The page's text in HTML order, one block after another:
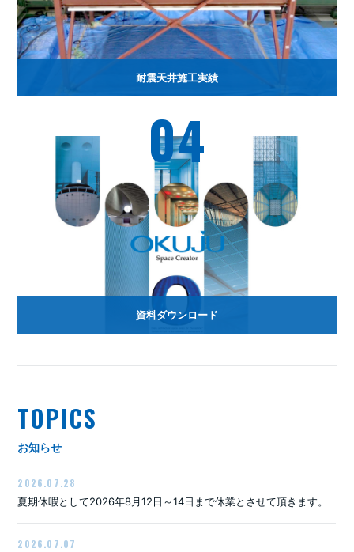
耐震天井施工実績
資料ダウンロード
04
TOPICS
お知らせ
2026.07.28
夏期休暇として2026年8月12日～14日まで休業とさせて頂きます。
2026.07.07